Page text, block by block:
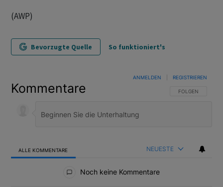
(AWP)
Bevorzugte Quelle So funktioniert's
Kommentare FOLGE DIESER
FOLGEN
ANMELDEN REGISTRIEREN
ALLE KOMMENTARE NEUESTE
Noch keine Kommentare